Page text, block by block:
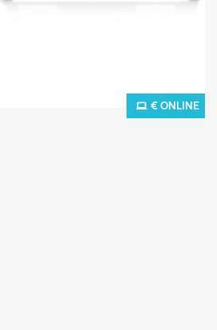
€ ONLINE